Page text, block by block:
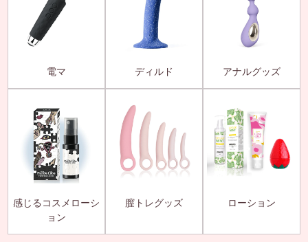
電マ ディルド アナルグッズ
感じるコスメローシ
ョン
膣トレグッズ ローション